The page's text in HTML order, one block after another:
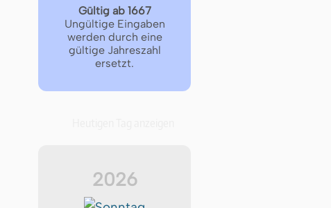
Gültig ab 1667
Ungültige Eingaben
werden durch eine
gültige Jahreszahl
ersetzt.
2026